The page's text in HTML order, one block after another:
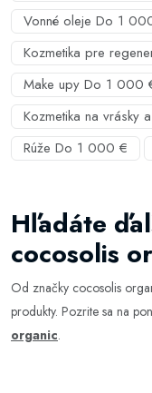
Vonné oleje Do 1
Kozmetika pre
Make upy Do 1 000
Kozmetika na
Rúže Do 1 000 €
Hľadáte
cocosolis
Od značky cocosolis
produkty. Pozrite sa na
organic.